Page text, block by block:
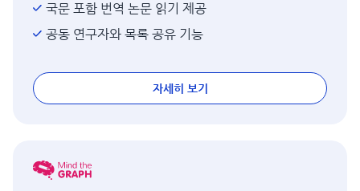
국문 포함 번역 논문 읽기 제공
공동 연구자와 목록 공유 기능
자세히 보기